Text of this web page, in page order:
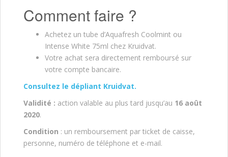
Comment faire ?
Achetez un tube d’Aquafresh Coolmint ou
Intense White 75ml chez Kruidvat.
Votre achat sera directement remboursé sur
votre compte bancaire.
Consultez le dépliant Kruidvat.
Validité : action valable au plus tard jusqu’au 16 août
2020.
Condition : un remboursement par ticket de caisse,
personne, numéro de téléphone et e-mail.